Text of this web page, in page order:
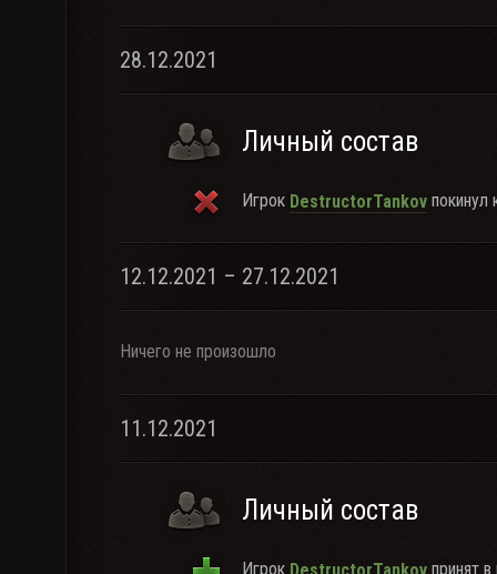
28.12.2021
Личный состав
Игрок DestructorTankov покинул
12.12.2021 – 27.12.2021
Ничего не произошло
11.12.2021
Личный состав
Игрок принят в